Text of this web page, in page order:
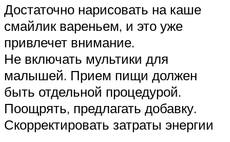
Достаточно нарисовать на каше
смайлик вареньем, и это уже
привлечет внимание.
Не включать мультики для
малышей. Прием пищи должен
быть отдельной процедурой.
Поощрять, предлагать добавку.
Скорректировать затраты энергии